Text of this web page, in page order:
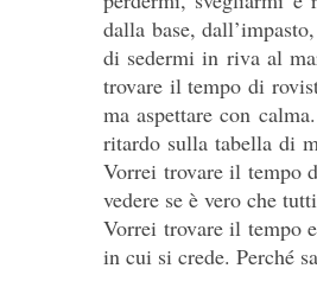
dalla base,
di sedermi in riva al
trovare il tempo di
ma aspettare con
ritardo sulla tabella di
Vorrei trovare il tempo
vedere se è vero che
Vorrei trovare il tempo
in cui si crede. Perché